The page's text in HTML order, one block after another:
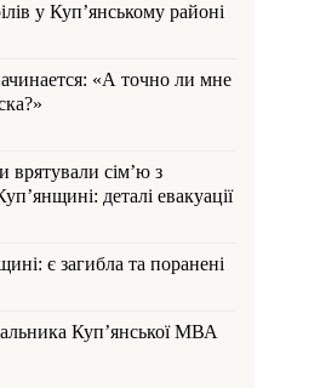
у Куп’янському районі
«А точно ли мне
врятували сім’ю з
деталі евакуації
є загибла та поранені
Купʼянської МВА